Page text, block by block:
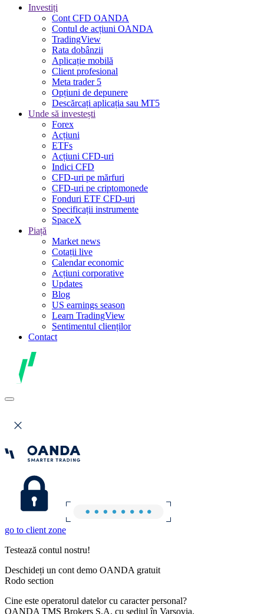
Investiți
Cont CFD OANDA
Contul de acțiuni OANDA
TradingView
Rata dobânzii
Aplicație mobilă
Client profesional
Meta trader 5
Opțiuni de depunere
Descărcați aplicația sau MT5
Unde să investești
Forex
Acțiuni
ETFs
Acțiuni CFD-uri
Indici CFD
CFD-uri pe mărfuri
CFD-uri pe criptomonede
Fonduri ETF CFD-uri
Specificații instrumente
SpaceX
Piață
Market news
Cotații live
Calendar economic
Acțiuni corporative
Updates
Blog
US earnings season
Learn TradingView
Sentimentul clienților
Contact
go to client zone
Testează contul nostru!
Deschideți un cont demo OANDA gratuit
Rodo section
Cine este operatorul datelor cu caracter personal?
OANDA TMS Brokers S.A. cu sediul în Varșovia.